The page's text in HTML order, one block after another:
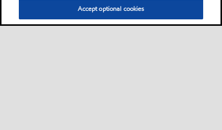
Accept optional cookies